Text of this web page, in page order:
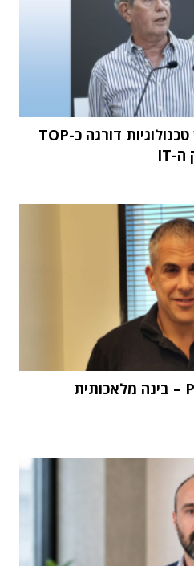
מחקר STKI השנתי: וואן טכנולוגיות דורגה כ-TOP
"העתיד הוא Physical AI – בינה מלאכותית